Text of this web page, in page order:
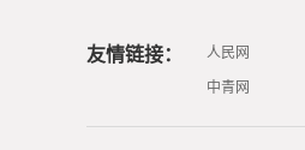
友情链接： 人民网
中青网